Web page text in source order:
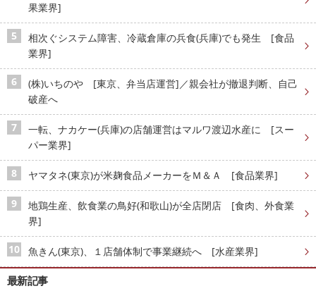
果業界]
相次ぐシステム障害、冷蔵倉庫の兵食(兵庫)でも発生 [食品
業界]
(株)いちのや [東京、弁当店運営]／親会社が撤退判断、自己
破産へ
一転、ナカケー(兵庫)の店舗運営はマルワ渡辺水産に [スー
パー業界]
ヤマタネ(東京)が米麹食品メーカーをＭ＆Ａ [食品業界]
地鶏生産、飲食業の鳥好(和歌山)が全店閉店 [食肉、外食業
界]
魚きん(東京)、１店舗体制で事業継続へ [水産業界]
最新記事